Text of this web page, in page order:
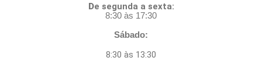
De segunda a sexta:
8:30 às 17:30
Sábado:
8:30 às 13:30